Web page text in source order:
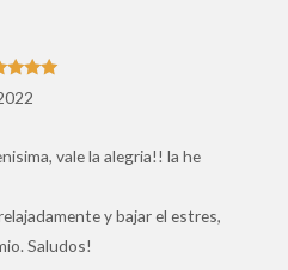
5de 5
vale la alegria!! la he
y bajar el estres,
Saludos!